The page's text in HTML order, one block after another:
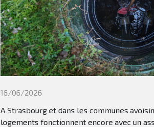
16/06/2026
A Strasbourg et dans les communes
logements fonctionnent encore avec un